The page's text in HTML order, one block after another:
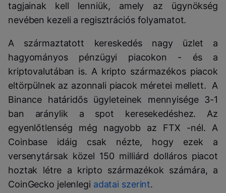
tagjainak kell lenniük, amely az ügynökség
nevében kezeli a regisztrációs folyamatot.
A származtatott kereskedés nagy üzlet a
hagyományos pénzügyi piacokon - és a
kriptovalutában is. A kripto származékos piacok
eltörpülnek az azonnali piacok méretei mellett. A
Binance határidős ügyleteinek mennyisége 3-1
ban aránylik a spot keresekedéshez. Az
egyenlőtlenség még nagyobb az FTX -nél. A
Coinbase idáig csak nézte, hogy ezek a
versenytársak közel 150 milliárd dolláros piacot
hoztak létre a kripto származékok számára, a
CoinGecko jelenlegi adatai szerint.